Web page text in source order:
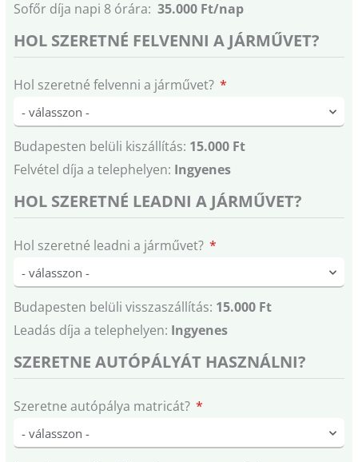
Sofőr díja napi 8 órára: 35.000 Ft/nap
HOL SZERETNÉ FELVENNI A JÁRMŰVET?
Hol szeretné felvenni a járművet?
Budapesten belüli kiszállítás: 15.000 Ft
Felvétel díja a telephelyen: Ingyenes
HOL SZERETNÉ LEADNI A JÁRMŰVET?
Hol szeretné leadni a járművet?
Budapesten belüli visszaszállítás: 15.000 Ft
Leadás díja a telephelyen: Ingyenes
SZERETNE AUTÓPÁLYÁT HASZNÁLNI?
Szeretne autópálya matricát?